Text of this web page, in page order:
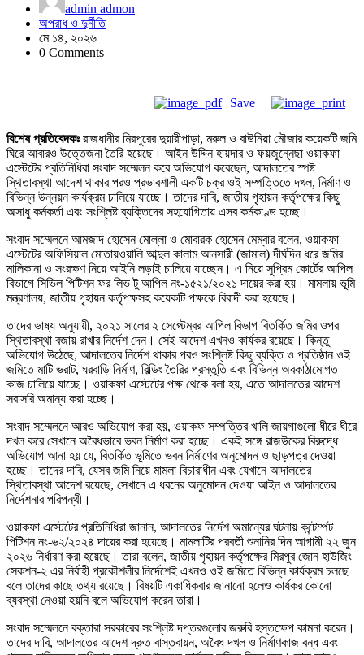
admin admon
অপরাধ ও দুর্নীতি
মে ১৪, ২০২৬
0 Comments
Save
বিশেষ প্রতিবেদকঃরাজধানীর মিরপুরের দুয়ারীপাড়া, মরুল ও বাউনিয়া মৌজার কয়েকটি জমি
ঘিরে আবারও উত্তেজনা তৈরি হয়েছে। আইন উদ্দিন হায়দার ও ফয়জুন্নেছা ওয়াকফা
এস্টেটের প্রতিনিধিরা সংবাদ সম্মেলন করে অভিযোগ করেছেন, আদালতের স্পষ্ট
স্থিতাবস্থা আদেশ থাকার পরও প্রভাবশালী একটি চক্র ওই সম্পত্তিতে দখল, নির্মাণ ও
বিভিন্ন উন্নয়ন কার্যক্রম চালিয়ে যাচ্ছে। তাদের দাবি, জাতীয় গৃহায়ন কর্তৃপক্ষের কিছু
অসাধু কর্মকর্তা এবং সংশ্লিষ্ট ব্যক্তিদের সহযোগিতায় এসব কর্মকাণ্ড হচ্ছে।
সংবাদ সম্মেলনে আমজাদ হোসেন মোল্লা ও মোবারক হোসেন মেম্বার বলেন, ওয়াকফা
এস্টেটের অফিসিয়াল মোতায়ওয়ালি আব্দুল কালাম আনসারী (জামাল) দীর্ঘদিন ধরে জমির
মালিকানা ও সংরক্ষণ নিয়ে আইনি লড়াই চালিয়ে যাচ্ছেন। এ নিয়ে সুপ্রিম কোর্টের আপিল
বিভাগে সিভিল পিটিশন ফর লিভ টু আপিল নং-১৫২১/২০২১ দায়ের করা হয়। মামলায় ভূমি
মন্ত্রণালয়, জাতীয় গৃহায়ন কর্তৃপক্ষসহ কয়েকটি পক্ষকে বিবাদী করা হয়েছে।
তাদের ভাষ্য অনুযায়ী, ২০২১ সালের ২ সেপ্টেম্বর আপিল বিভাগ বিতর্কিত জমির ওপর
স্থিতাবস্থা বজায় রাখার নির্দেশ দেন। সেই আদেশ এখনও কার্যকর রয়েছে। কিন্তু
অভিযোগ উঠেছে, আদালতের নির্দেশ থাকার পরও সংশ্লিষ্ট কিছু ব্যক্তি ও প্রতিষ্ঠান ওই
জমিতে মাটি ভরাট, ঘরবাড়ি নির্মাণ, বিল্ডিং তৈরির প্রস্তুতি এবং বিভিন্ন অবকাঠামোগত
কাজ চালিয়ে যাচ্ছে। ওয়াকফা এস্টেটের পক্ষ থেকে বলা হয়, এতে আদালতের আদেশ
সরাসরি অমান্য করা হচ্ছে।
সংবাদ সম্মেলনে আরও অভিযোগ করা হয়, ওয়াকফ সম্পত্তির খালি জায়গাগুলো ধীরে ধীরে
দখল করে সেখানে অবৈধভাবে ভবন নির্মাণ করা হচ্ছে। একই সঙ্গে রাজউকের বিরুদ্ধে
অভিযোগ আনা হয় যে, বিতর্কিত ভূমিতে ভবন নির্মাণের অনুমোদন ও ছাড়পত্র দেওয়া
হচ্ছে। তাদের দাবি, যেসব জমি নিয়ে মামলা বিচারাধীন এবং যেখানে আদালতের
স্থিতাবস্থা আদেশ রয়েছে, সেখানে এ ধরনের অনুমোদন দেওয়া আইন ও আদালতের
নির্দেশনার পরিপন্থী।
ওয়াকফা এস্টেটের প্রতিনিধিরা জানান, আদালতের নির্দেশ অমান্যের ঘটনায় কন্টেম্পট
পিটিশন নং-৬২/২০২৪ দায়ের করা হয়েছে। মামলাটির পরবর্তী শুনানির দিন আগামী ২২ জুন
২০২৬ নির্ধারণ করা হয়েছে। তারা বলেন, জাতীয় গৃহায়ন কর্তৃপক্ষের মিরপুর জোন হাউজিং
সেকশন-২ এর নির্বাহী প্রকৌশলীর নির্দেশেই এখনও ওই জমিতে বিভিন্ন কার্যক্রম চলছে
বলে তাদের কাছে তথ্য রয়েছে। বিষয়টি একাধিকবার জানানো হলেও কার্যকর কোনো
ব্যবস্থা নেওয়া হয়নি বলে অভিযোগ করেন তারা।
সংবাদ সম্মেলনে বক্তারা সরকারের সংশ্লিষ্ট দপ্তরগুলোর জরুরি হস্তক্ষেপ কামনা করেন।
তাদের দাবি, আদালতের আদেশ দ্রুত বাস্তবায়ন, অবৈধ দখল ও নির্মাণকাজ বন্ধ এবং